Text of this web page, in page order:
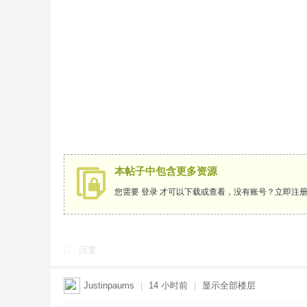
本帖子中包含更多资源
您需要 登录 才可以下载或查看，没有账号？ 立即注册
回复
Justinpaums 14 小时前 显示全部楼层